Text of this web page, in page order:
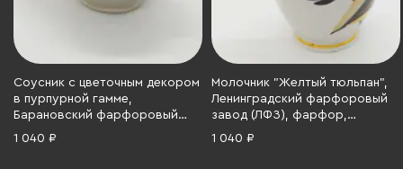
Соусник с цветочным декором
в пурпурной гамме,
Барановский фарфоровый
завод, фарфор, деколь, СССР,
1 040 ₽
Молочник "Желтый тюльпан",
Ленинградский фарфоровый
завод (ЛФЗ), фарфор,
роспись, золочение, СССР,
1 040 ₽